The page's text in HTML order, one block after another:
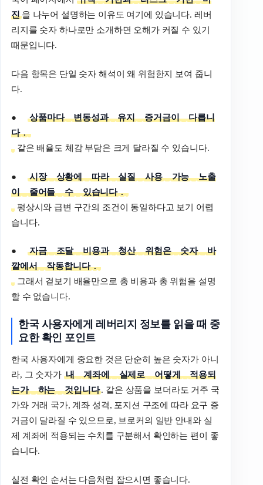
진을 나누어 설명하는 이유도 여기에 있습니다. 레버
리지를 숫자 하나로만 소개하면 오해가 커질 수 있기
때문입니다.
다음 항목은 단일 숫자 해석이 왜 위험한지 보여 줍니
다.
●상품마다 변동성과 유지 증거금이
다릅니
다 .
같은 배율도 체감 부담은 크게 달라질 수 있습니다.
●시장 상황에 따라 실질 사용 가능
노출
이
줄어들 수 있습니다 .
평상시와 급변 구간의 조건이 동일하다고 보기 어렵
습니다.
●자금 조달 비용과 청산 위험은 숫자
바
깥에서
작동합니다 .
그래서 겉보기 배율만으로 총 비용과 총 위험을 설명
할 수 없습니다.
한국 사용자에게 레버리지 정보를 읽을 때 중
요한 확인 포인트
한국 사용자에게 중요한 것은 단순히 높은 숫자가 아니
라, 그 숫자가 내 계좌에 실제로 어떻게
적용되
는가
하는 것입니다 . 같은 상품을 보더라도 거주 국
가와 거래 국가, 계좌 성격, 포지션 구조에 따라 요구 증
거금이 달라질 수 있으므로, 브로커의 일반 안내와 실
제 계좌에 적용되는 수치를 구분해서 확인하는 편이 좋
습니다.
실전 확인 순서는 다음처럼 잡으시면 좋습니다.